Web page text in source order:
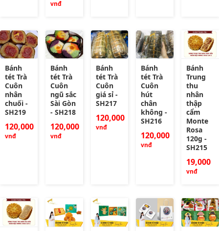
vnđ
Bánh
tét Trà
Cuôn
nhân
chuối -
SH219
120,000
vnđ
Bánh
tét Trà
Cuôn
ngũ sắc
Sài Gòn
- SH218
120,000
vnđ
Bánh
tét Trà
Cuôn
giá sỉ -
SH217
120,000
vnđ
Bánh
tét Trà
Cuôn
hút
chân
không -
SH216
120,000
vnđ
Bánh
Trung
thu
nhân
thập
cẩm
Monte
Rosa
120g -
SH215
19,000
vnđ